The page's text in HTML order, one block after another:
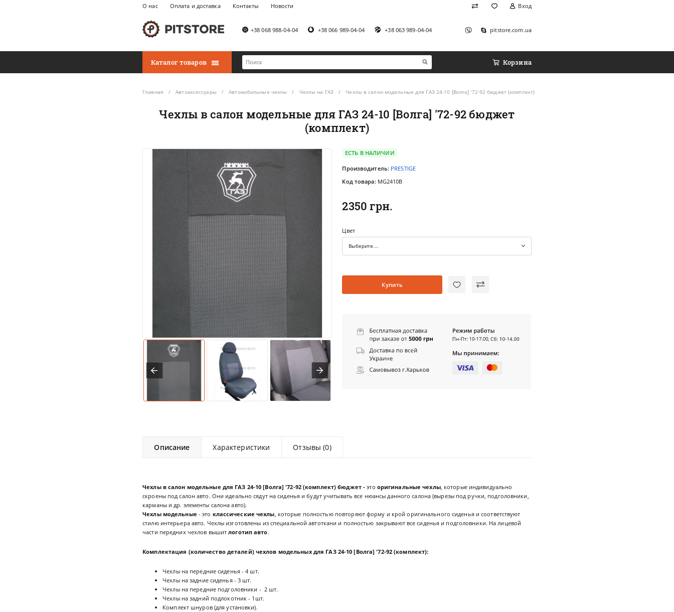
О нас Оплата и доставка Контакты Новости Вход
+38 068 988-04-04 +38 066 989-04-04 +38 063 989-04-04 pitstore.com.ua
Каталог товаров Корзина
Главная Автоаксессуары Автомобильные чехлы Чехлы на ГАЗ Чехлы в салон модельные для ГАЗ 24-10 [Волга] '72-92 бюджет (комплект)
Чехлы в салон модельные для ГАЗ 24-10 [Волга] '72-92 бюджет
(комплект)
ЕСТЬ В НАЛИЧИИ
Производитель: PRESTIGE
Код товара: MG2410B
2350 грн.
Цвет
Выберите...
Купить
Описание Характеристики Отзывы (0)
Чехлы в салон модельные для ГАЗ 24-10 [Волга] '72-92 (комплект) бюджет -это оригинальные чехлы, которые индивидуально
скроены под салон авто. Они идеально сядут на сиденья и будут учитывать все нюансы данного салона (вырезы под ручки, подголовники,
карманы и др. элементы салона авто).
Чехлы модельные - это классические чехлы, которые полностью повторяют форму и крой оригинального сиденья и соответствуют
стилю интерьера авто. Чехлы изготовлены из специальной автоткани и полностью закрывают все сиденья и подголовники. На лицевой
части передних чехлов вышитлоготип авто.
Комплектация (количество деталей) чехлов модельных для ГАЗ 24-10 [Волга] '72-92 (комплект):
Чехлы на передние сиденья - 4 шт.
Чехлы на задние сиденья - 3 шт.
Чехлы на передние подголовники - 2 шт.
Чехлы на задний подлокотник - 1шт.
Комплект шнуров (для установки).